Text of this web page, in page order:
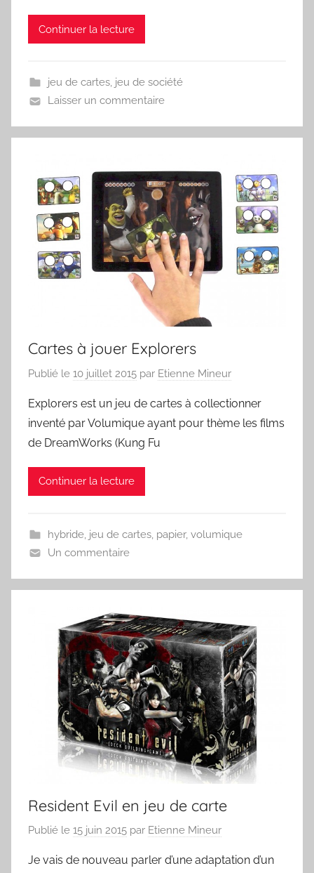
Continuer la lecture
jeu de cartes, jeu de société
Laisser un commentaire
Cartes à jouer Explorers
Publié le 10 juillet 2015 par Etienne Mineur
Explorers est un jeu de cartes à collectionner
inventé par Volumique ayant pour thème les films
de DreamWorks (Kung Fu
Continuer la lecture
hybride, jeu de cartes, papier, volumique
Un commentaire
Resident Evil en jeu de carte
Publié le 15 juin 2015 par Etienne Mineur
Je vais de nouveau parler d’une adaptation d’un